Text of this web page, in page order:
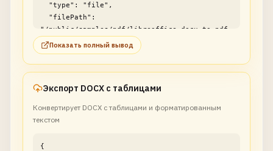
"/public/samples/pdf/libreoffice-docx-to-pdf-
example1.pdf"
}
Показать полный вывод
Экспорт DOCX с таблицами
Конвертирует DOCX с таблицами и форматированным
текстом
{